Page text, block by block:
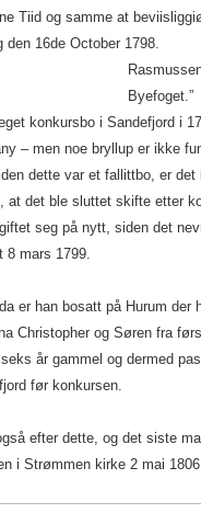
Tiid og samme at
October 1798.
konkursbo i Sandefjord i
– men noe bryllup er ikke
dette var et fallittbo, er det
at det ble sluttet skifte etter
seg på nytt, siden det
mars 1799.
er han bosatt på Hurum der
Christopher og Søren fra
år gammel og dermed
før konkursen.
efter dette, og det siste
i Strømmen kirke 2 mai